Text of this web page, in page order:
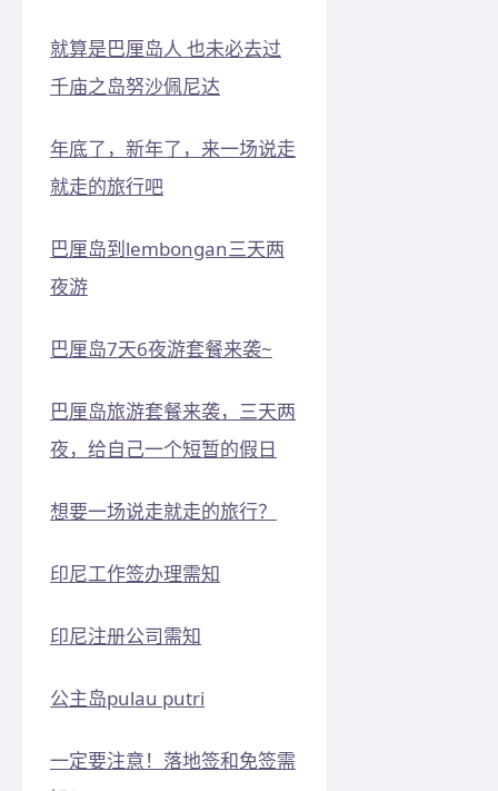
就算是巴厘岛人 也未必去过
千庙之岛努沙佩尼达
年底了，新年了，来一场说走
就走的旅行吧
巴厘岛到lembongan三天两
夜游
巴厘岛7天6夜游套餐来袭~
巴厘岛旅游套餐来袭，三天两
夜，给自己一个短暂的假日
想要一场说走就走的旅行？
印尼工作签办理需知
印尼注册公司需知
公主岛pulau putri
一定要注意！落地签和免签需